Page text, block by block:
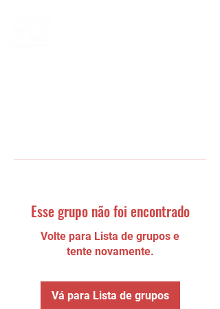
Esse grupo não foi encontrado
Volte para Lista de grupos e
tente novamente.
Vá para Lista de grupos